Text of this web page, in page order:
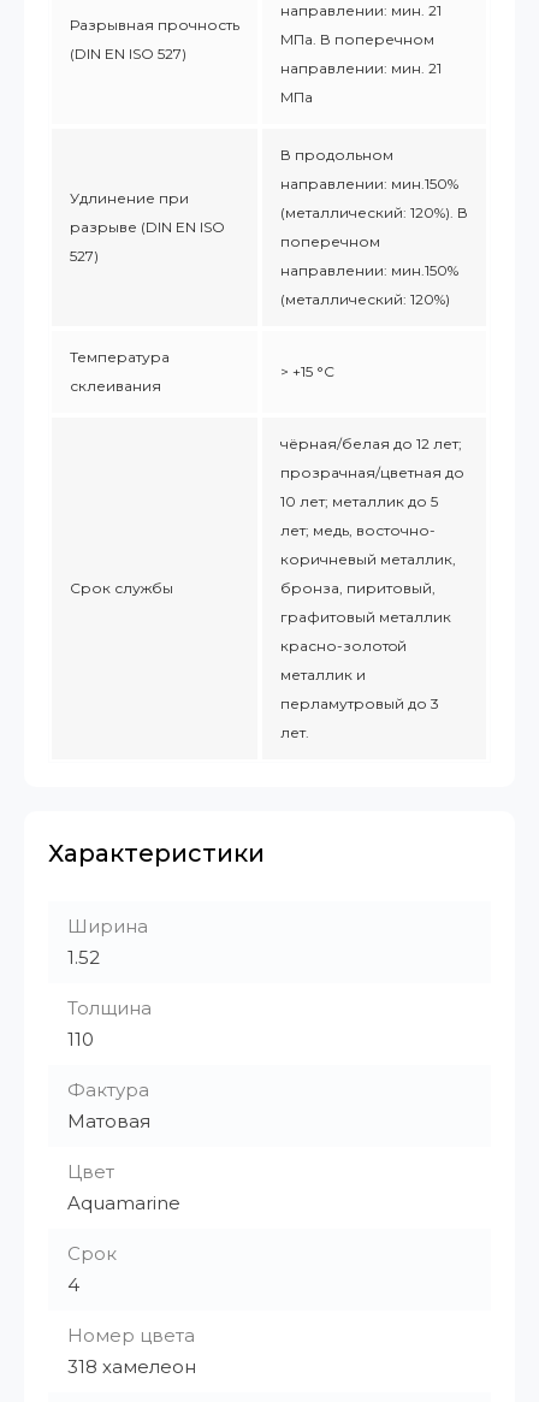
Разрывная прочность
(DIN EN ISO 527)
направлении: мин. 21
МПа. В поперечном
направлении: мин. 21
МПа
Удлинение при
разрыве (DIN EN ISO
527)
В продольном
направлении: мин.150%
(металлический: 120%). В
поперечном
направлении: мин.150%
(металлический: 120%)
Температура
склеивания
> +15 °C
Срок службы
чёрная/белая до 12 лет;
прозрачная/цветная до
10 лет; металлик до 5
лет; медь, восточно-
коричневый металлик,
бронза, пиритовый,
графитовый металлик
красно-золотoй
металлик и
перламутровый до 3
лет.
Характеристики
Ширина
1.52
Толщина
110
Фактура
Матовая
Цвет
Aquamarine
Срок
4
Номер цвета
318 хамелеон